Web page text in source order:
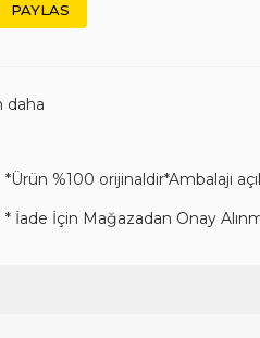
PAYLAS
daha
%100 orijinaldir*Ambalajı
İçin Mağazadan Onay